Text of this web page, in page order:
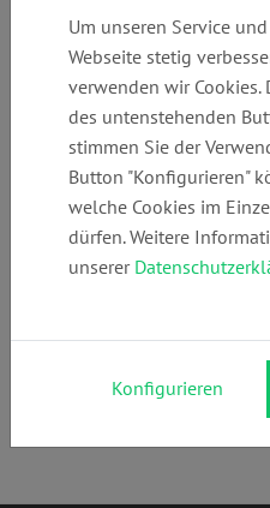
Telefon:
+49 (0)
236192550
E-
Anschrift:
Rechtsgebiete:
Arbeitsrecht,Wirtschaftsrecht
Um unseren Service
Webseite stetig
verwenden wir Cookies.
des untenstehenden
stimmen Sie der
Button "Konfigurieren"
welche Cookies im
dürfen. Weitere
unserer
Konfigurieren